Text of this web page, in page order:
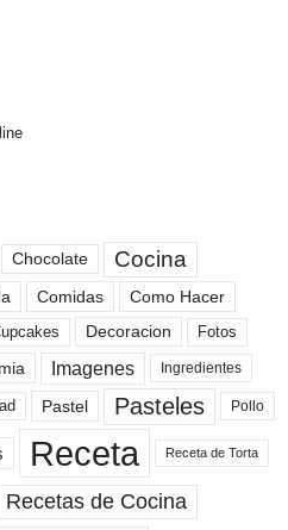
Chocolate Cocina
Comidas Como Hacer
Decoracion Fotos
Imagenes Ingredientes
Pastel Pasteles Pollo
Receta Receta de Torta
Recetas de Cocina